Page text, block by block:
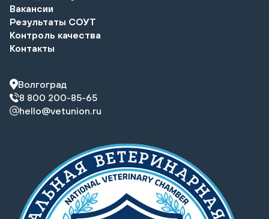
Вакансии
Результаты СОУТ
Контроль качества
Контакты
Волгоград
8 800 200-85-65
hello@vetunion.ru